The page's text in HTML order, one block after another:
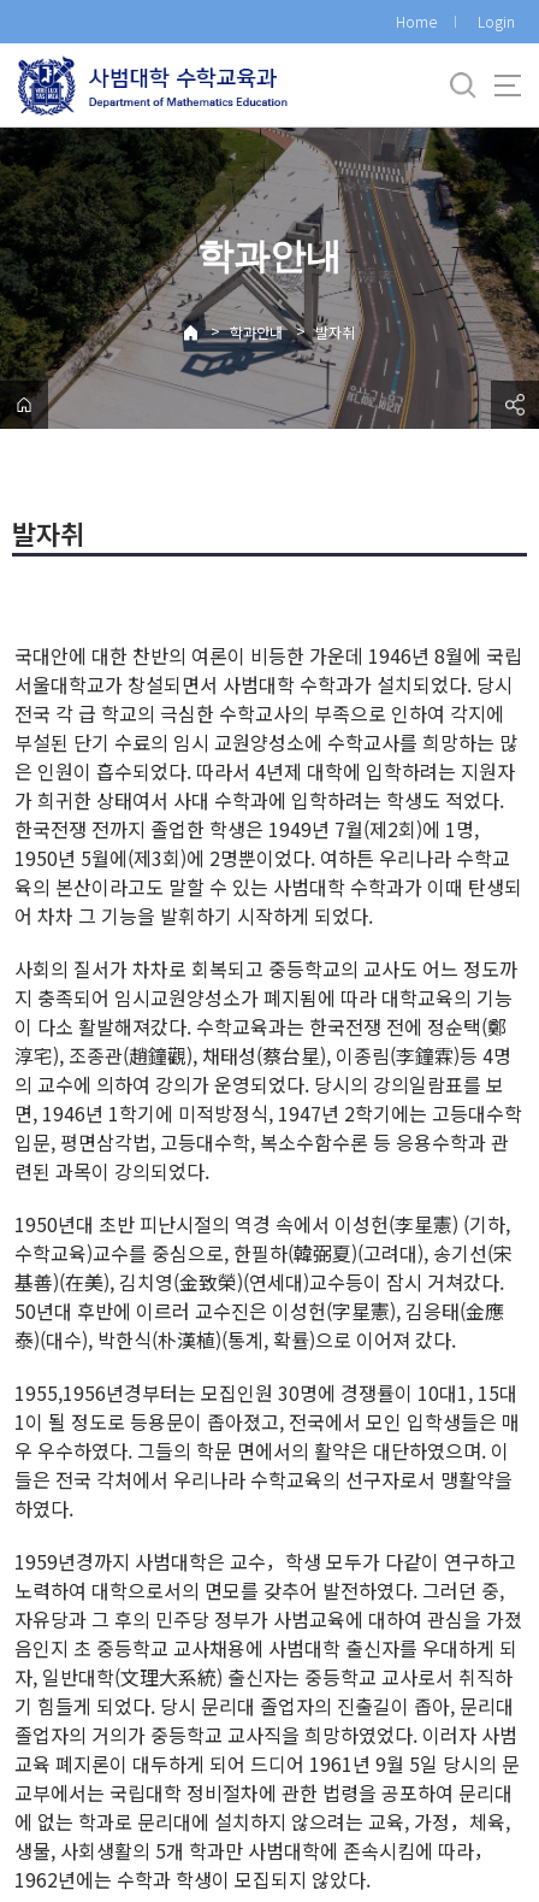
로
메
뉴
Home Login
학과안내
> 학과안내 > 발자취
발자취
국대안에 대한 찬반의 여론이 비등한 가운데 1946년 8월에 국립
서울대학교가 창설되면서 사범대학 수학과가 설치되었다. 당시
전국 각 급 학교의 극심한 수학교사의 부족으로 인하여 각지에
부설된 단기 수료의 임시 교원양성소에 수학교사를 희망하는 많
은 인원이 흡수되었다. 따라서 4년제 대학에 입학하려는 지원자
가 희귀한 상태여서 사대 수학과에 입학하려는 학생도 적었다.
한국전쟁 전까지 졸업한 학생은 1949년 7월(제2회)에 1명,
1950년 5월에(제3회)에 2명뿐이었다. 여하튼 우리나라 수학교
육의 본산이라고도 말할 수 있는 사범대학 수학과가 이때 탄생되
어 차차 그 기능을 발휘하기 시작하게 되었다.
사회의 질서가 차차로 회복되고 중등학교의 교사도 어느 정도까
지 충족되어 임시교원양성소가 폐지됨에 따라 대학교육의 기능
이 다소 활발해져갔다. 수학교육과는 한국전쟁 전에 정순택(鄭
淳宅), 조종관(趙鐘觀), 채태성(蔡台星), 이종림(李鐘霖)등 4명
의 교수에 의하여 강의가 운영되었다. 당시의 강의일람표를 보
면, 1946년 1학기에 미적방정식, 1947년 2학기에는 고등대수학
입문, 평면삼각법, 고등대수학, 복소수함수론 등 응용수학과 관
련된 과목이 강의되었다.
1950년대 초반 피난시절의 역경 속에서 이성헌(李星憲) (기하,
수학교육)교수를 중심으로, 한필하(韓弼夏)(고려대), 송기선(宋
基善)(在美), 김치영(金致榮)(연세대)교수등이 잠시 거쳐갔다.
50년대 후반에 이르러 교수진은 이성헌(字星憲), 김응태(金應
泰)(대수), 박한식(朴漢植)(통계, 확률)으로 이어져 갔다.
1955,1956년경부터는 모집인원 30명에 경쟁률이 10대1, 15대
1이 될 정도로 등용문이 좁아졌고, 전국에서 모인 입학생들은 매
우 우수하였다. 그들의 학문 면에서의 활약은 대단하였으며. 이
들은 전국 각처에서 우리나라 수학교육의 선구자로서 맹활약을
하였다.
1959년경까지 사범대학은 교수，학생 모두가 다같이 연구하고
노력하여 대학으로서의 면모를 갖추어 발전하였다. 그러던 중,
자유당과 그 후의 민주당 정부가 사범교육에 대하여 관심을 가졌
음인지 초 중등학교 교사채용에 사범대학 출신자를 우대하게 되
자, 일반대학(文理大系統) 출신자는 중등학교 교사로서 취직하
기 힘들게 되었다. 당시 문리대 졸업자의 진출길이 좁아, 문리대
졸업자의 거의가 중등학교 교사직을 희망하였었다. 이러자 사범
교육 폐지론이 대두하게 되어 드디어 1961년 9월 5일 당시의 문
교부에서는 국립대학 정비절차에 관한 법령을 공포하여 문리대
에 없는 학과로 문리대에 설치하지 않으려는 교육, 가정，체육,
생물, 사회생활의 5개 학과만 사범대학에 존속시킴에 따라，
1962년에는 수학과 학생이 모집되지 않았다.